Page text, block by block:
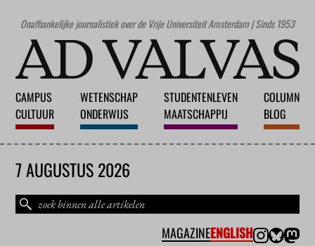
Onafhankelijke journalistiek over de Vrije Universiteit Amsterdam | Sinds 1953
CAMPUS
CULTUUR
WETENSCHAP
ONDERWIJS
STUDENTENLEVEN
MAATSCHAPPIJ
COLUMN
BLOG
7 AUGUSTUS 2026
MAGAZINEENGLISH